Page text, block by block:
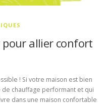
allier confort
! Si votre maison est bien
chauffage performant et qui
dans une maison confortable